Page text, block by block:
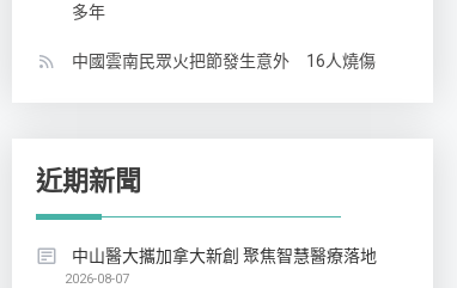
多年
中國雲南民眾火把節發生意外 16人燒傷
近期新聞
中山醫大攜加拿大新創 聚焦智慧醫療落地
2026-08-07